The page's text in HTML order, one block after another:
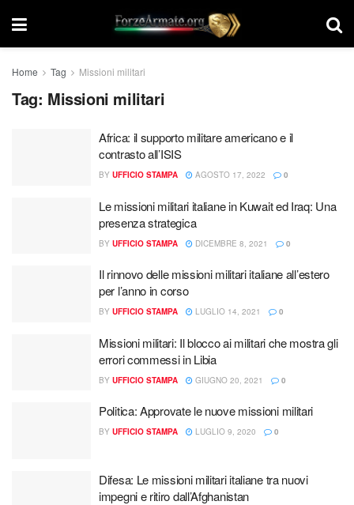
Home Tag Missioni militari
Tag: Missioni militari
Africa: il supporto militare americano e il
contrasto all’ISIS
BY UFFICIO STAMPA AGOSTO 17, 2022 0
Le missioni militari italiane in Kuwait ed Iraq: Una
presenza strategica
BY UFFICIO STAMPA DICEMBRE 8, 2021 0
Il rinnovo delle missioni militari italiane all’estero
per l’anno in corso
BY UFFICIO STAMPA LUGLIO 14, 2021 0
Missioni militari: Il blocco ai militari che mostra gli
errori commessi in Libia
BY UFFICIO STAMPA GIUGNO 20, 2021 0
Politica: Approvate le nuove missioni militari
BY UFFICIO STAMPA LUGLIO 9, 2020 0
Difesa: Le missioni militari italiane tra nuovi
impegni e ritiro dall’Afghanistan